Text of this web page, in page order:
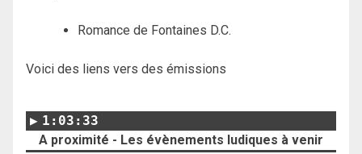
Romance de Fontaines D.C.
Voici des liens vers des émissions
1:03:33
A proximité - Les évènements ludiques à venir